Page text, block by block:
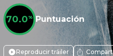
70.0% Puntuación
Reproducir tráiler